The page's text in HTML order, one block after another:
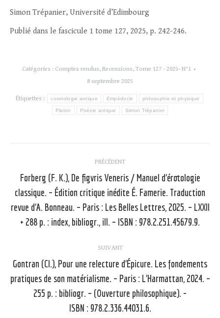
Simon Trépanier, Université d’Edimbourg
Publié dans le fascicule 1 tome 127, 2025, p. 242-246.
Catégories : Comptes rendus, Recensions, Tome 127 - 2025- N°1
8 septembre 2025
Étiquettes : cosmologie antique Empédocle philosophie et physique
Platon Poésie antique Simon Trépanier
article
PRÉCÉDENT
Article
précédent
Forberg (F. K.), De figvris Veneris / Manuel d’érotologie
classique. – Édition critique inédite É. Famerie. Traduction
revue d’A. Bonneau. – Paris : Les Belles Lettres, 2025. – LXXII
+ 288 p. : index, bibliogr., ill. – ISBN : 978.2.251.45679.9.
SUIVANT
Article
suivant
:
Gontran (Cl.), Pour une relecture d’Épicure. Les fondements
pratiques de son matérialisme. – Paris : L’Harmattan, 2024. –
255 p. : bibliogr. – (Ouverture philosophique). -
ISBN : 978.2.336.44031.6.